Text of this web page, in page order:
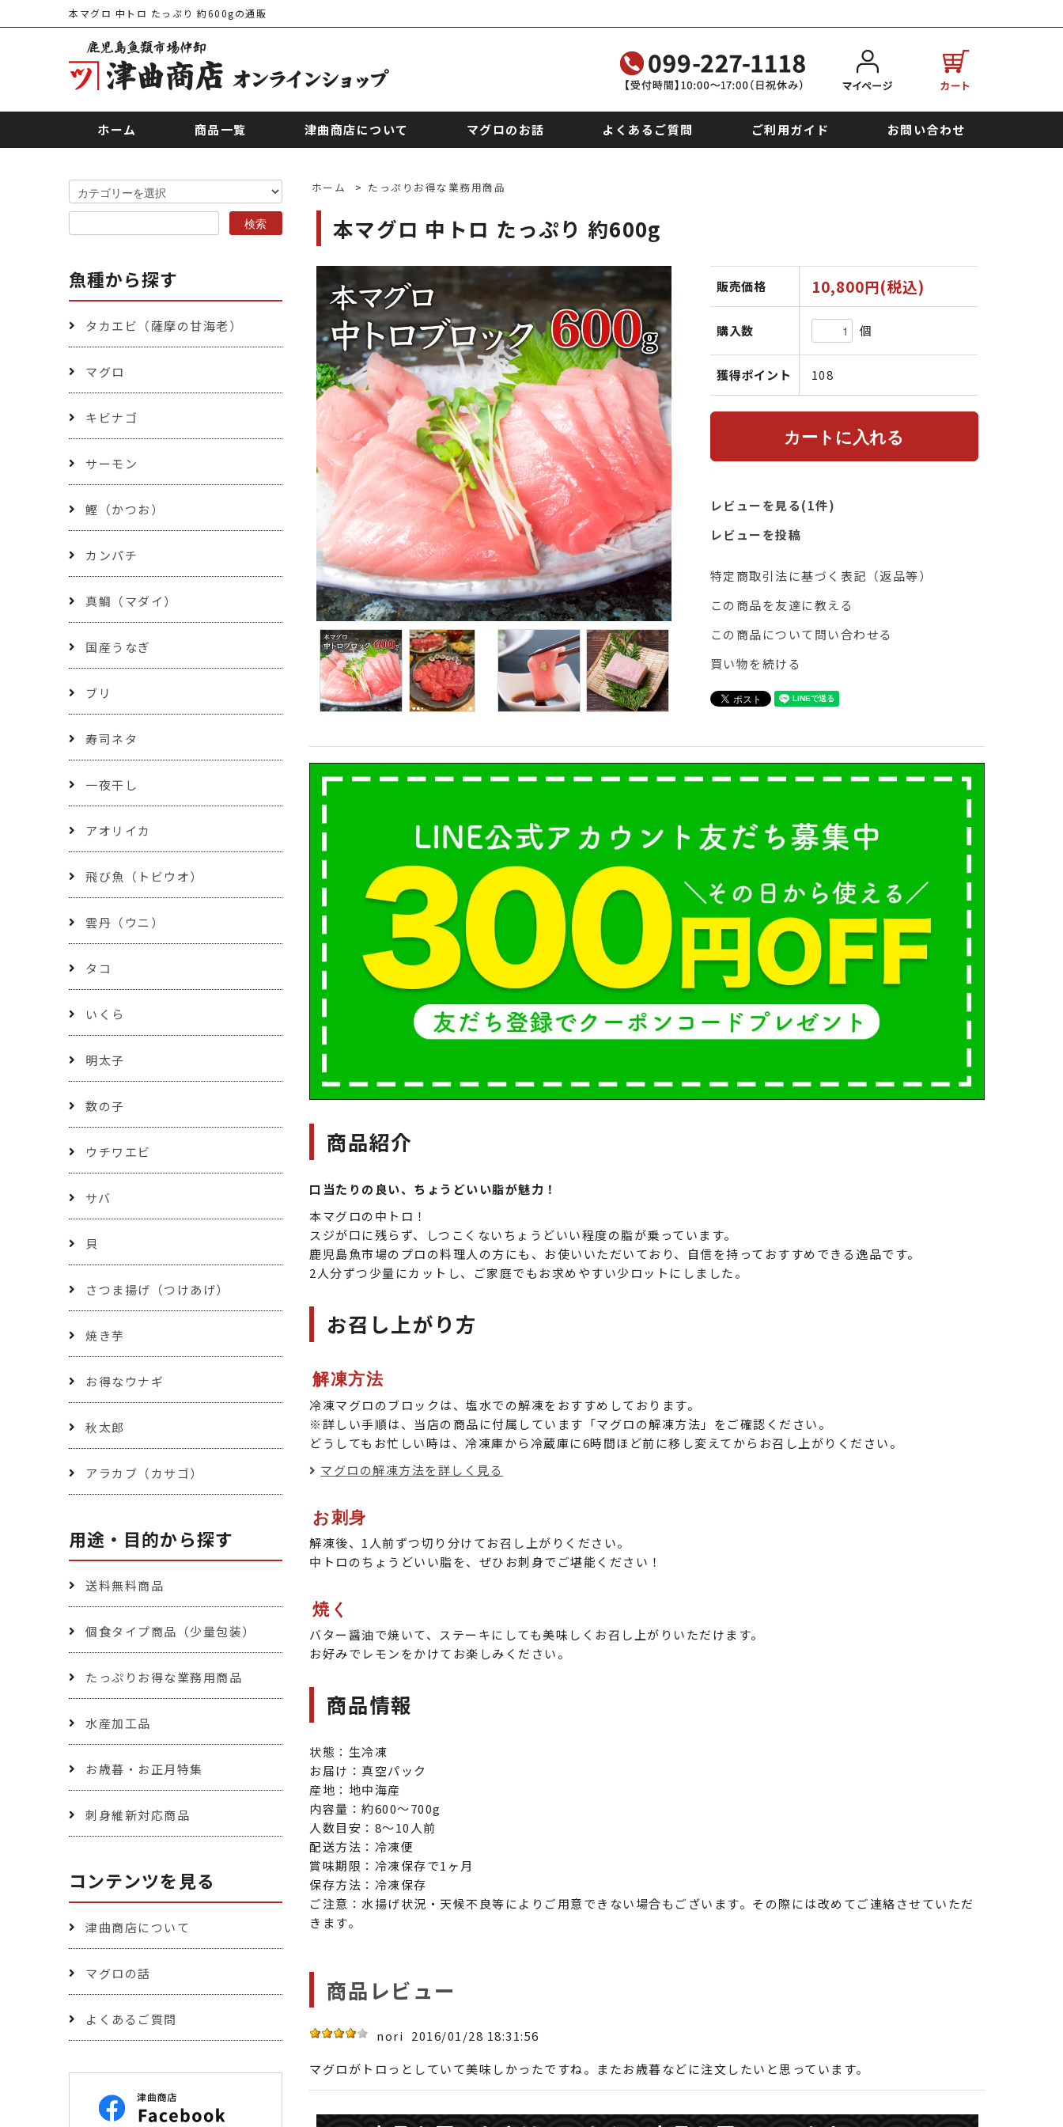
本マグロ 中トロ たっぷり 約600gの通販
ホーム 商品一覧 津曲商店について マグロのお話 よくあるご質問 ご利用ガイド お問い合わせ
ホーム > たっぷりお得な業務用商品
本マグロ 中トロ たっぷり 約600g
販売価格 10,800円(税込)
購入数 個
獲得ポイント 108
レビューを見る(1件)
レビューを投稿
特定商取引法に基づく表記（返品等）
この商品を友達に教える
この商品について問い合わせる
買い物を続ける
商品紹介
口当たりの良い、ちょうどいい脂が魅力！
本マグロの中トロ！
スジが口に残らず、しつこくないちょうどいい程度の脂が乗っています。
鹿児島魚市場のプロの料理人の方にも、お使いいただいており、自信を持っておすすめできる逸品です。
2人分ずつ少量にカットし、ご家庭でもお求めやすい少ロットにしました。
お召し上がり方
解凍方法
冷凍マグロのブロックは、塩水での解凍をおすすめしております。
※詳しい手順は、当店の商品に付属しています「マグロの解凍方法」をご確認ください。
どうしてもお忙しい時は、冷凍庫から冷蔵庫に6時間ほど前に移し変えてからお召し上がりください。
マグロの解凍方法を詳しく見る
お刺身
解凍後、1人前ずつ切り分けてお召し上がりください。
中トロのちょうどいい脂を、ぜひお刺身でご堪能ください！
焼く
バター醤油で焼いて、ステーキにしても美味しくお召し上がりいただけます。
お好みでレモンをかけてお楽しみください。
商品情報
状態：生冷凍
お届け：真空パック
産地：地中海産
内容量：約600～700g
人数目安：8～10人前
配送方法：冷凍便
賞味期限：冷凍保存で1ヶ月
保存方法：冷凍保存
ご注意：水揚げ状況・天候不良等によりご用意できない場合もございます。その際には改めてご連絡させていただ
きます。
商品レビュー
nori 2016/01/28 18:31:56
マグロがトロっとしていて美味しかったですね。またお歳暮などに注文したいと思っています。
魚種から探す
タカエビ（薩摩の甘海老）
マグロ
キビナゴ
サーモン
鰹（かつお）
カンパチ
真鯛（マダイ）
国産うなぎ
ブリ
寿司ネタ
一夜干し
アオリイカ
飛び魚（トビウオ）
雲丹（ウニ）
タコ
いくら
明太子
数の子
ウチワエビ
サバ
貝
さつま揚げ（つけあげ）
焼き芋
お得なウナギ
秋太郎
アラカブ（カサゴ）
用途・目的から探す
送料無料商品
個食タイプ商品（少量包装）
たっぷりお得な業務用商品
水産加工品
お歳暮・お正月特集
刺身維新対応商品
コンテンツを見る
津曲商店について
マグロの話
よくあるご質問